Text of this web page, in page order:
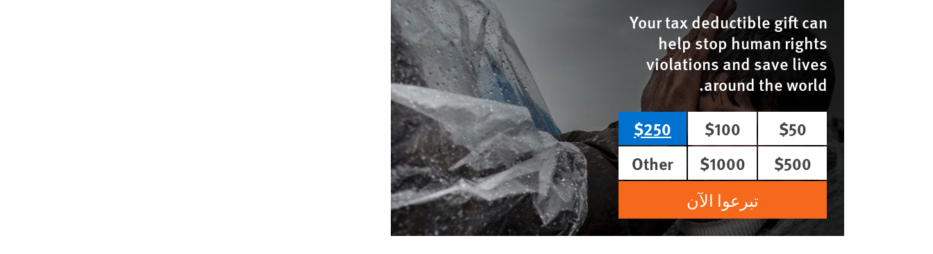
Your tax deductible gift can
help stop human rights
violations and save lives
around the world.
$50
$100
$250
$500
$1000
Other
تبرعوا الآن